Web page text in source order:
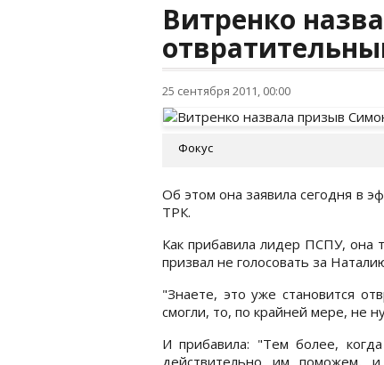
Витренко
25 сентября 2011, 00:00
Фокус
Об этом она заявила сегодня в
ТРК.
Как прибавила лидер ПСПУ, она
призвал не голосовать за
"Знаете, это уже становится
смогли, то, по крайней мере, не
И прибавила: "Тем более,
действительно им поможем,